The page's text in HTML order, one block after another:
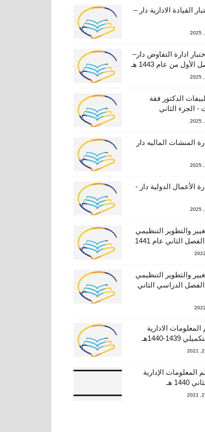
القيادة الادارية دار –
ادارة التفاوض دار–
الدكتور فقة
- الجزء الثاني
المنشات الماليه دار
الأعمال الدولية دار -
والتطوير التنظيمي
والتطوير التنظيمي
الفصل الدراسي الثاني
الادارية
1440هـ
المعلومات الإدارية
هـ